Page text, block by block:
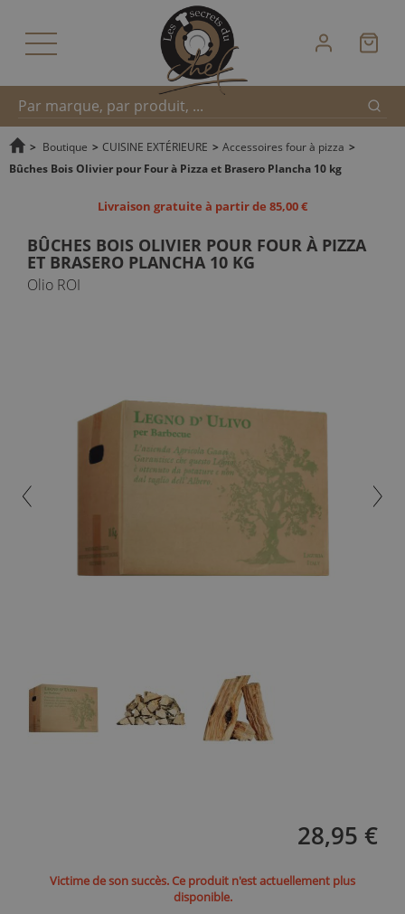
Recherche
> Boutique > CUISINE EXTÉRIEURE > Accessoires four à pizza >
Bûches Bois Olivier pour Four à Pizza et Brasero Plancha 10 kg
Livraison gratuite à partir de 85,00 €
BÛCHES BOIS OLIVIER POUR FOUR À PIZZA
ET BRASERO PLANCHA 10 KG
Olio ROI
28,95 €
Victime de son succès. Ce produit n'est actuellement plus
disponible.